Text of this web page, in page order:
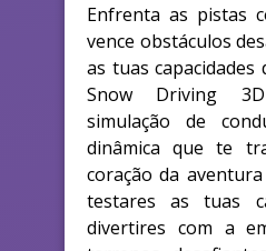
Enfrenta as pistas
vence obstáculos
as tuas capacidades
Snow Driving
simulação de
dinâmica que te
coração da
testares as tuas
divertires com a